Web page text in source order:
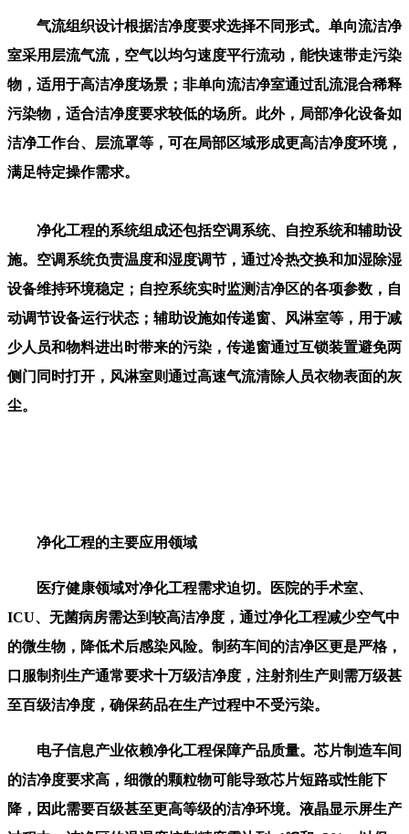
气流组织设计根据洁净度要求选择不同形式。单向流洁净
室采用层流气流，空气以均匀速度平行流动，能快速带走污染
物，适用于高洁净度场景；非单向流洁净室通过乱流混合稀释
污染物，适合洁净度要求较低的场所。此外，局部净化设备如
洁净工作台、层流罩等，可在局部区域形成更高洁净度环境，
满足特定操作需求。
净化工程的系统组成还包括空调系统、自控系统和辅助设
施。空调系统负责温度和湿度调节，通过冷热交换和加湿除湿
设备维持环境稳定；自控系统实时监测洁净区的各项参数，自
动调节设备运行状态；辅助设施如传递窗、风淋室等，用于减
少人员和物料进出时带来的污染，传递窗通过互锁装置避免两
侧门同时打开，风淋室则通过高速气流清除人员衣物表面的灰
尘。
净化工程的主要应用领域
医疗健康领域对净化工程需求迫切。医院的手术室、
ICU、无菌病房需达到较高洁净度，通过净化工程减少空气中
的微生物，降低术后感染风险。制药车间的洁净区更是严格，
口服制剂生产通常要求十万级洁净度，注射剂生产则需万级甚
至百级洁净度，确保药品在生产过程中不受污染。
电子信息产业依赖净化工程保障产品质量。芯片制造车间
的洁净度要求高，细微的颗粒物可能导致芯片短路或性能下
降，因此需要百级甚至更高等级的洁净环境。液晶显示屏生产